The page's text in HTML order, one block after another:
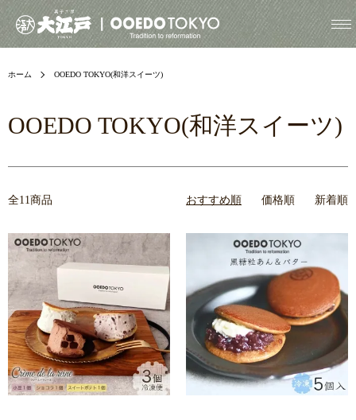
ホーム OOEDO TOKYO(和洋スイーツ)
OOEDO TOKYO(和洋スイーツ)
全11商品 おすすめ順 価格順 新着順